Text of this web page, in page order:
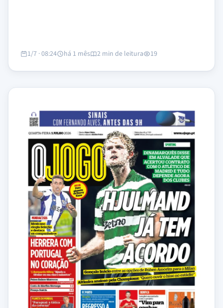
1/7 · 08:24 há 1 mês 2 min de leitura 19